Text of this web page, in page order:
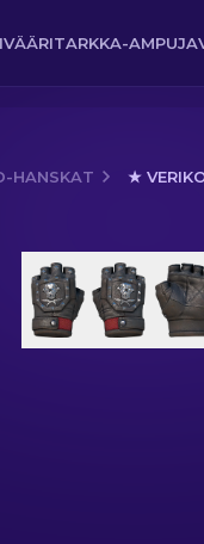
TARKKA-AMPUJA
HANSKAT ★
| Hiiltynyt